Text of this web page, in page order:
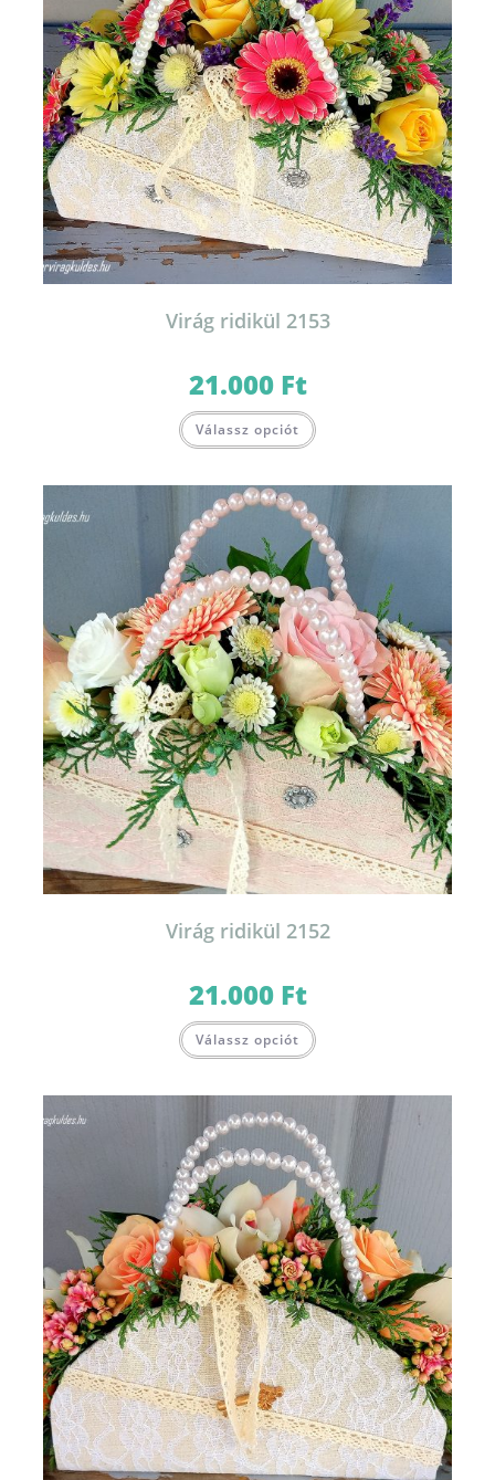
Virág ridikül 2153
21.000 Ft
Válassz opciót
Virág ridikül 2152
21.000 Ft
Válassz opciót